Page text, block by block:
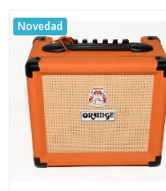
Novedad